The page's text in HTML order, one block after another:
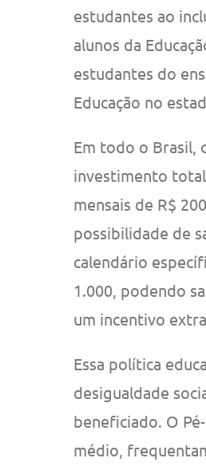
estudantes ao
alunos da
estudantes do
Educação no
Em todo o Brasil,
investimento total
mensais de R$
possibilidade de
calendário
1.000, podendo
um incentivo
Essa política
desigualdade
beneficiado. O
médio,